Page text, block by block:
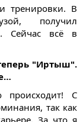
тренировки. В
получил
Сейчас всё в
"Иртыш".
С
так как
За что я